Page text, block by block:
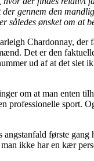
gennem den
ønsket om at
Chardonnay,
Det er den
ud af at det
om at man enten
professionelle sport.
første
ikke har en kær